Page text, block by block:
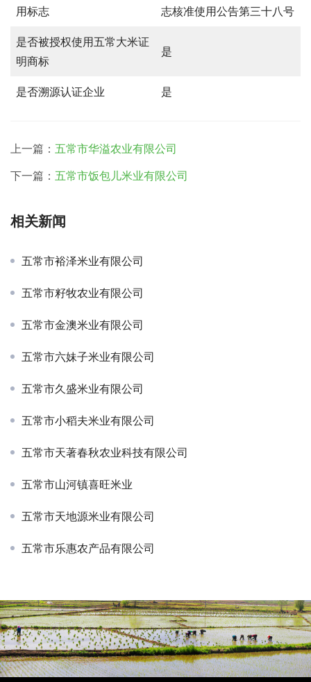
用标志
志核准使用公告第三十八号
是否被授权使用五常大米证
明商标
是
是否溯源认证企业 是
上一篇： 五常市华溢农业有限公司
下一篇： 五常市饭包儿米业有限公司
相关新闻
五常市裕泽米业有限公司
五常市籽牧农业有限公司
五常市金澳米业有限公司
五常市六妹子米业有限公司
五常市久盛米业有限公司
五常市小稻夫米业有限公司
五常市天著春秋农业科技有限公司
五常市山河镇喜旺米业
五常市天地源米业有限公司
五常市乐惠农产品有限公司